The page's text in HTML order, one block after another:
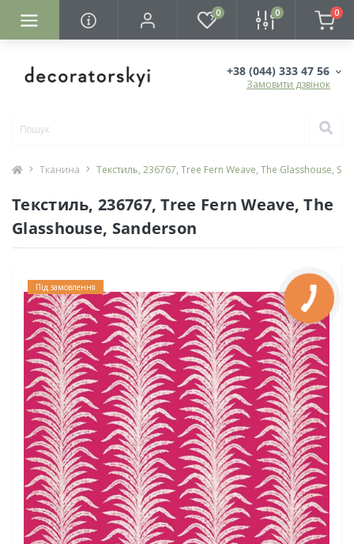
0 0 0
+38 (044) 333 47 56
Замовити дзвінок
Тканина Текстиль, 236767, Tree Fern Weave, The Glasshouse,
Текстиль, 236767, Tree Fern Weave, The
Glasshouse, Sanderson
Під замовлення